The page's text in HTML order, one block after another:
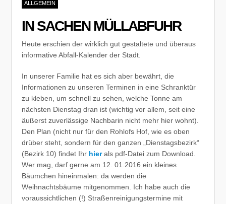
ALLGEMEIN
IN SACHEN MÜLLABFUHR
Heute erschien der wirklich gut gestaltete und überaus
informative Abfall-Kalender der Stadt.
In unserer Familie hat es sich aber bewährt, die
Informationen zu unseren Terminen in eine Schranktür
zu kleben, um schnell zu sehen, welche Tonne am
nächsten Dienstag dran ist (wichtig vor allem, seit eine
äußerst zuverlässige Nachbarin nicht mehr hier wohnt).
Den Plan (nicht nur für den Rohlofs Hof, wie es oben
drüber steht, sondern für den ganzen „Dienstagsbezirk“
(Bezirk 10) findet Ihr hierals pdf-Datei zum Download.
Wer mag, darf gerne am 12. 01.2016 ein kleines
Bäumchen hineinmalen: da werden die
Weihnachtsbäume mitgenommen. Ich habe auch die
voraussichtlichen (!) Straßenreinigungstermine mit